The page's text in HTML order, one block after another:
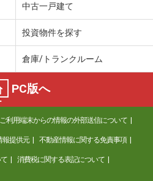
中古一戸建て
投資物件を探す
倉庫/トランクルーム
PC版へ
利用端末からの情報の外部送信について
報提供元 不動産情報に関する免責事項
消費税に関する表記について